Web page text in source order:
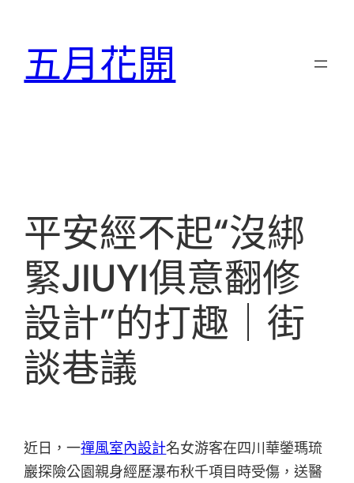
五月花開
平安經不起“沒綁
緊JIUYI俱意翻修
設計”的打趣｜街
談巷議
近日，一禪風室內設計名女游客在四川華鎣瑪琉
巖探險公園親身經歷瀑布秋千項目時受傷，送醫